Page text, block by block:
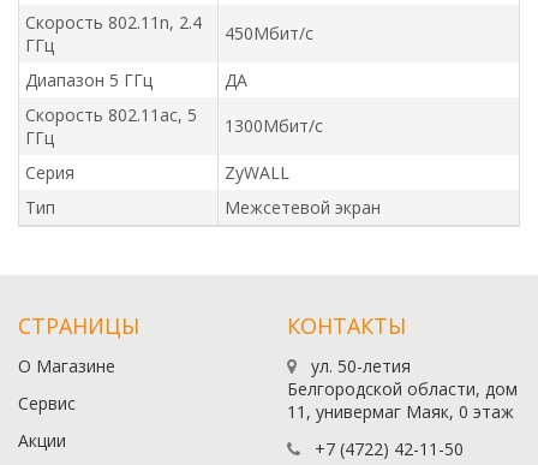
Скорость 802.11n, 2.4
ГГц
450Мбит/с
Диапазон 5 ГГц
ДА
Скорость 802.11ac, 5
ГГц
1300Мбит/с
Серия
ZyWALL
Тип
Межсетевой экран
СТРАНИЦЫ
О Магазине
Сервис
Акции
КОНТАКТЫ
ул. 50-летия
Белгородской области, дом
11, универмаг Маяк, 0 этаж
+7 (4722) 42-11-50